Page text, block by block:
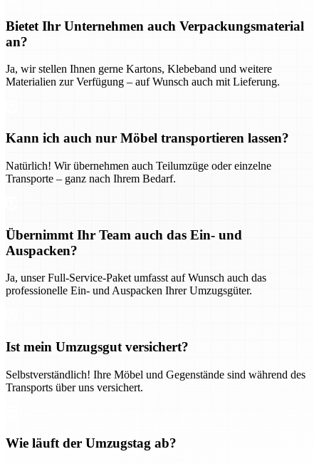
Bietet Ihr Unternehmen auch Verpackungsmaterial
an?
Ja, wir stellen Ihnen gerne Kartons, Klebeband und weitere
Materialien zur Verfügung – auf Wunsch auch mit Lieferung.
Kann ich auch nur Möbel transportieren lassen?
Natürlich! Wir übernehmen auch Teilumzüge oder einzelne
Transporte – ganz nach Ihrem Bedarf.
Übernimmt Ihr Team auch das Ein- und
Auspacken?
Ja, unser Full-Service-Paket umfasst auf Wunsch auch das
professionelle Ein- und Auspacken Ihrer Umzugsgüter.
Ist mein Umzugsgut versichert?
Selbstverständlich! Ihre Möbel und Gegenstände sind während des
Transports über uns versichert.
Wie läuft der Umzugstag ab?